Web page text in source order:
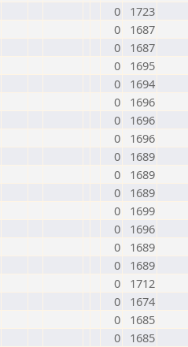
0
1723
0
1687
0
1687
0
1695
0
1694
0
1696
0
1696
0
1696
0
1689
0
1689
0
1689
0
1699
0
1696
0
1689
0
1689
0
1712
0
1674
0
1685
0
1685